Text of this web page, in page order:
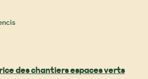
des chantiers espaces verts